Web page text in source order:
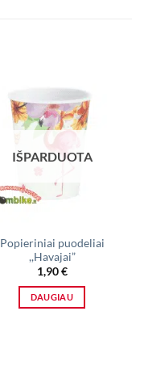
IŠPARDUOTA
Popieriniai puodeliai
,,Havajai”
1,90€
DAUGIAU